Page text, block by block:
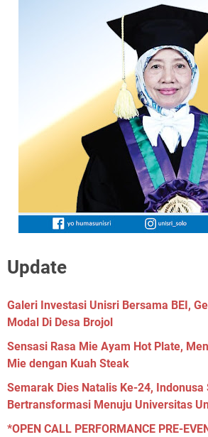
Update
Galeri Investasi Unisri Bersama BEI,
Modal Di Desa Brojol
Sensasi Rasa Mie Ayam Hot Plate,
Mie dengan Kuah Steak
Semarak Dies Natalis Ke-24, Indonusa
Bertransformasi Menuju Universitas
*OPEN CALL PERFORMANCE PRE-